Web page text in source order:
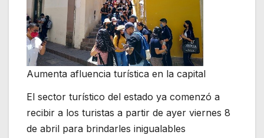
Aumenta afluencia turística en la capital
El sector turístico del estado ya comenzó a
recibir a los turistas a partir de ayer viernes 8
de abril para brindarles inigualables